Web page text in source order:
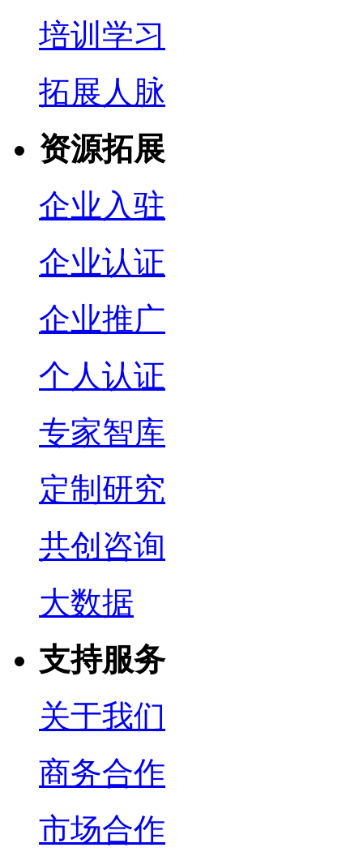
培训学习
拓展人脉
资源拓展
企业入驻
企业认证
企业推广
个人认证
专家智库
定制研究
共创咨询
大数据
支持服务
关于我们
商务合作
市场合作